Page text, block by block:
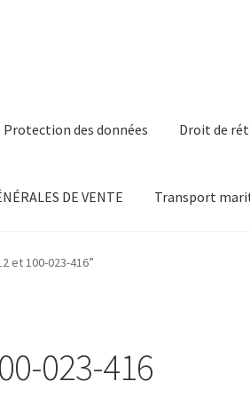
Protection des données Droit de
DE VENTE Transport
et 100-023-416”
023-416